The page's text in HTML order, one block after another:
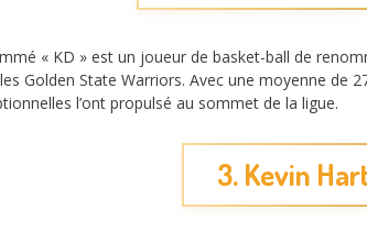
« KD » est un joueur de basket-ball de
Golden State Warriors. Avec une moyenne de
l’ont propulsé au sommet de la ligue.
3. Kevin